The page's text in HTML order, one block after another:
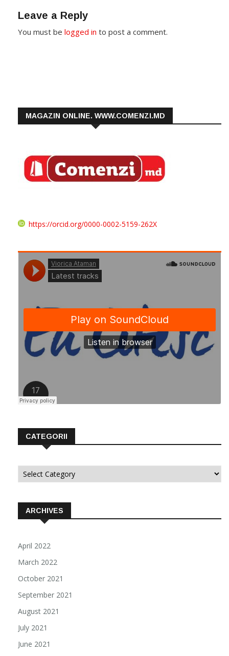
Leave a Reply
You must be logged in to post a comment.
MAGAZIN ONLINE. WWW.COMENZI.MD
https://orcid.org/0000-0002-5159-262X
CATEGORII
Categorii
ARCHIVES
April 2022
March 2022
October 2021
September 2021
August 2021
July 2021
June 2021